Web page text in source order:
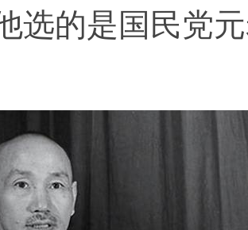
选的是国民党